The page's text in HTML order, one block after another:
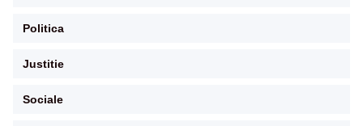
Politica
Justitie
Sociale